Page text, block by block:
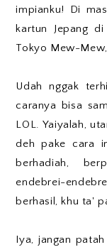
impianku! Di
kartun Jepang
Tokyo Mew-
Udah nggak
caranya bisa
LOL. Yaiyalah,
deh pake cara
berhadiah,
endebrei-
berhasil, khu ta'
Iya, jangan